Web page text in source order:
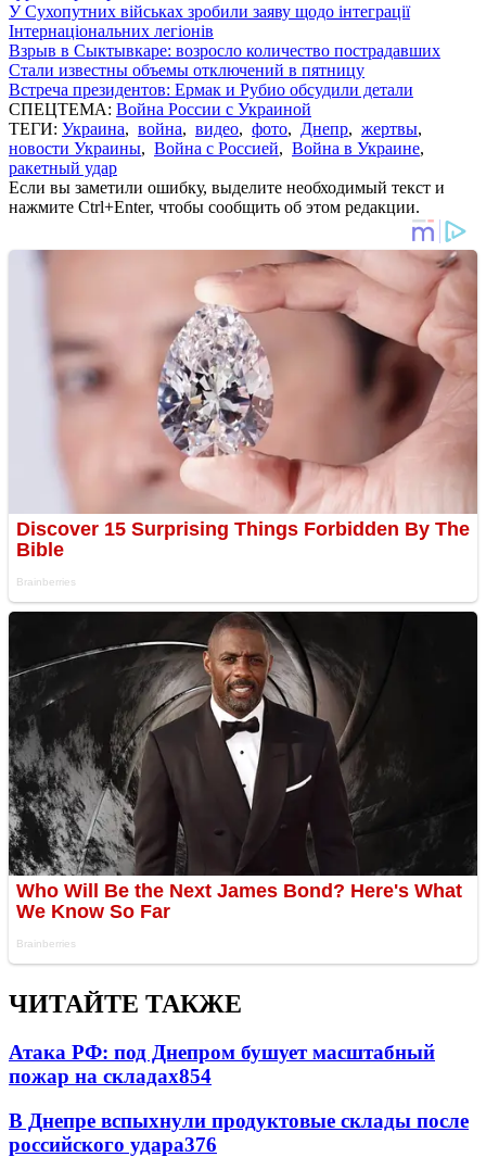
У Сухопутних військах зробили заяву щодо інтеграції
Інтернаціональних легіонів
Взрыв в Сыктывкаре: возросло количество пострадавших
Стали известны объемы отключений в пятницу
Встреча президентов: Ермак и Рубио обсудили детали
СПЕЦТЕМА: Война России с Украиной
ТЕГИ: Украина, война, видео, фото, Днепр, жертвы,
новости Украины, Война с Россией, Война в Украине,
ракетный удар
Если вы заметили ошибку, выделите необходимый текст и
нажмите Ctrl+Enter, чтобы сообщить об этом редакции.
ЧИТАЙТЕ ТАКЖЕ
Атака РФ: под Днепром бушует масштабный
пожар на складах854
В Днепре вспыхнули продуктовые склады после
российского удара376